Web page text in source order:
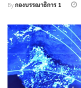
Byกองบรรณาธิการ 1